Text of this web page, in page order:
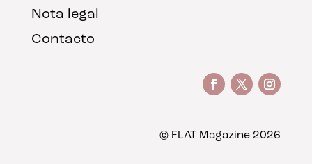
Nota legal
Contacto
© FLAT Magazine 2026